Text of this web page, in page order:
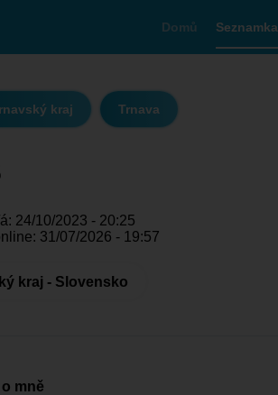
Domů Seznamka
kraj Trnava
24/10/2023 - 20:25
31/07/2026 - 19:57
kraj - Slovensko
mně